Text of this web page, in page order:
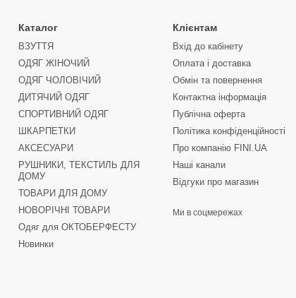
Каталог
ВЗУТТЯ
ОДЯГ ЖІНОЧИЙ
ОДЯГ ЧОЛОВІЧИЙ
ДИТЯЧИЙ ОДЯГ
СПОРТИВНИЙ ОДЯГ
ШКАРПЕТКИ
АКСЕСУАРИ
РУШНИКИ, ТЕКСТИЛЬ ДЛЯ
ДОМУ
ТОВАРИ ДЛЯ ДОМУ
НОВОРІЧНІ ТОВАРИ
Одяг для ОКТОБЕРФЕСТУ
Новинки
Клієнтам
Вхід до кабінету
Оплата і доставка
Обмін та повернення
Контактна інформація
Публічна оферта
Політика конфіденційності
Про компанію FINI.UA
Наші канали
Відгуки про магазин
Ми в соцмережах